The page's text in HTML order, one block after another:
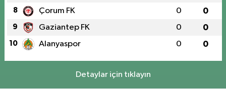
8 Çorum FK 0 0
9 Gaziantep FK 0 0
10 Alanyaspor 0 0
Detaylar için tıklayın